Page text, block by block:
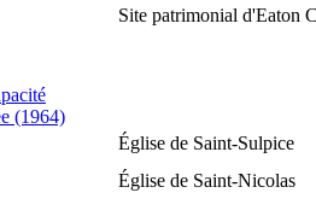
Site patrimonial d'Eaton
(1964)
Église de Saint-Sulpice
Église de Saint-Nicolas